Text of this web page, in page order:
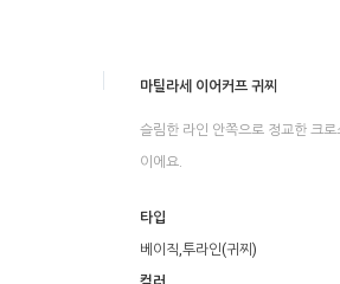
마틸라세 이어커프 귀찌
슬림한 라인 안쪽으로 정교한 크
이에요.
타입
베이직,투라인(귀찌)